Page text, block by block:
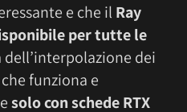
e che il Ray
per tutte le
dell’interpolazione dei
funziona e
solo con schede RTX